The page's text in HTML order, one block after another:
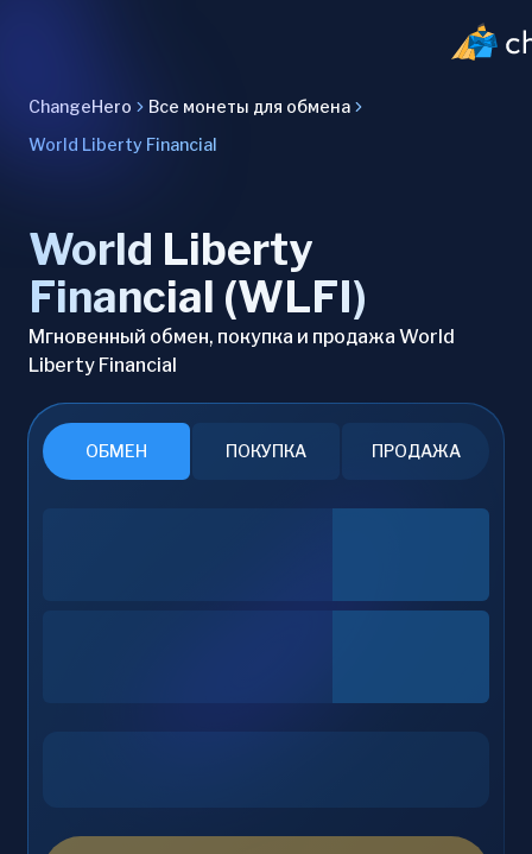
ChangeHero
Все монеты для обмена
World Liberty Financial
World Liberty
Financial (WLFI)
Мгновенный обмен, покупка и продажа World
Liberty Financial
ОБМЕН ПОКУПКА ПРОДАЖА